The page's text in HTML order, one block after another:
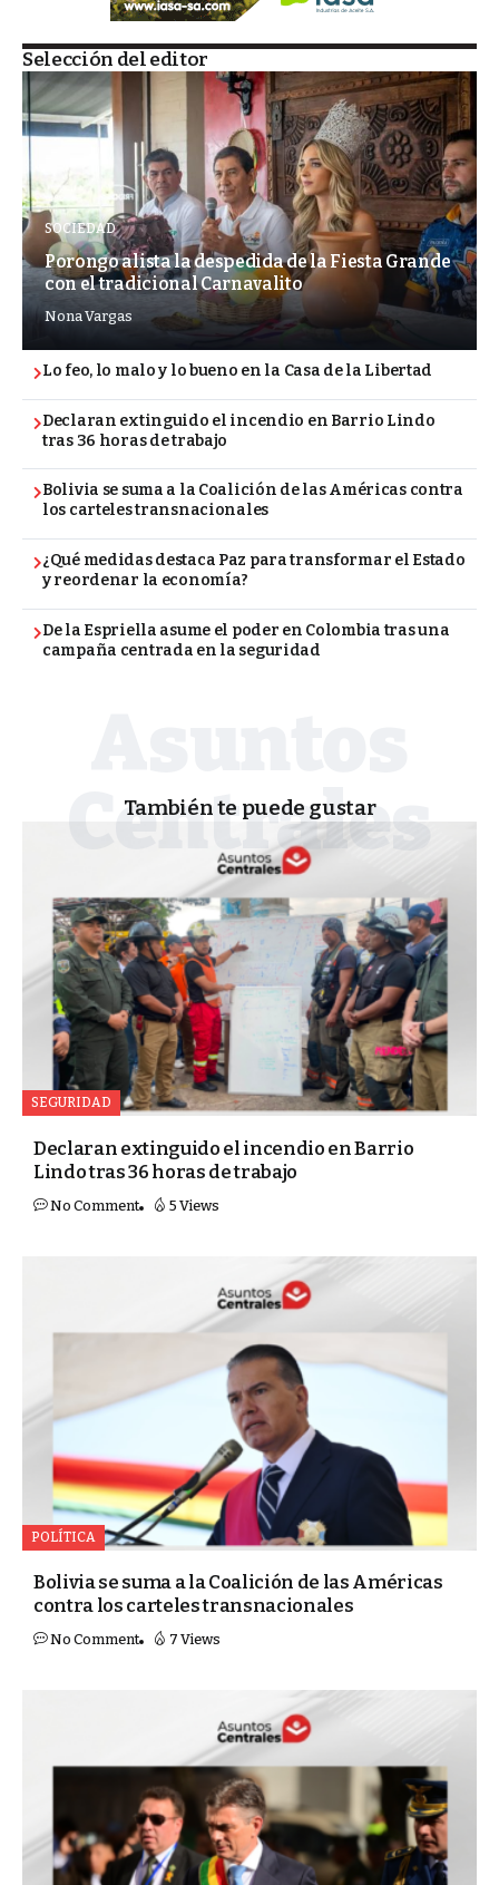
Selección del editor
SOCIEDAD
Porongo alista la despedida de la Fiesta Grande
con el tradicional Carnavalito
Nona Vargas
Lo feo, lo malo y lo bueno en la Casa de la Libertad
Declaran extinguido el incendio en Barrio Lindo
tras 36 horas de trabajo
Bolivia se suma a la Coalición de las Américas contra
los carteles transnacionales
¿Qué medidas destaca Paz para transformar el Estado
y reordenar la economía?
De la Espriella asume el poder en Colombia tras una
campaña centrada en la seguridad
También te puede gustar
SEGURIDAD
Declaran extinguido el incendio en Barrio
Lindo tras 36 horas de trabajo
No Comment 5 Views
POLÍTICA
Bolivia se suma a la Coalición de las Américas
contra los carteles transnacionales
No Comment 7 Views